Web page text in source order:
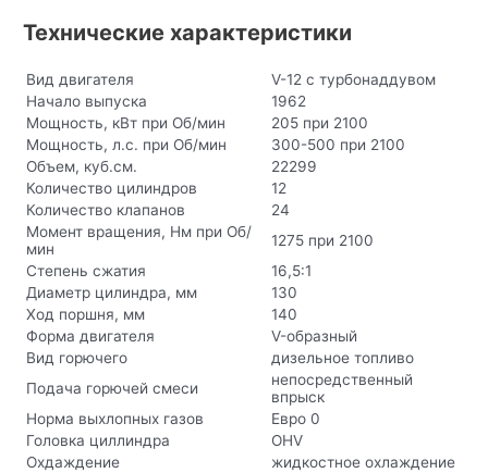
Технические характеристики
Вид двигателя
V-12 с турбонаддувом
Начало выпуска
1962
Мощность, кВт при Об/мин
205 при 2100
Мощность, л.с. при Об/мин
300-500 при 2100
Объем, куб.см.
22299
Количество цилиндров
12
Количество клапанов
24
Момент вращения, Нм при Об/
мин
1275 при 2100
Степень сжатия
16,5:1
Диаметр цилиндра, мм
130
Ход поршня, мм
140
Форма двигателя
V-образный
Вид горючего
дизельное топливо
Подача горючей смеси
непосредственный
впрыск
Норма выхлопных газов
Евро 0
Головка циллиндра
OHV
Охдаждение
жидкостное охлаждение